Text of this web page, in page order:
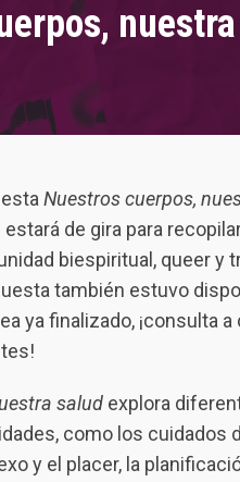
Nuestros cuerpos,
estará de gira para
biespiritual, queer y
también estuvo
ya finalizado, ¡consulta
salud explora
como los cuidados
y el placer, la